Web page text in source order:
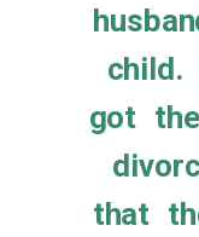
child.
got
that